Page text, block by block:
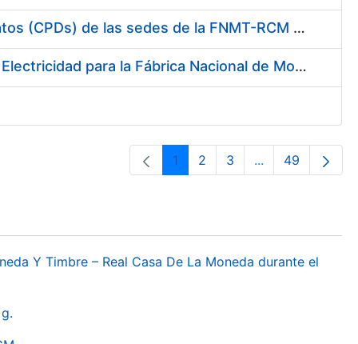
Conexión mediante Fibra Óptica de los Centros de Proceso de Datos (CPDs) de las sedes de la FNMT-RCM de Burgos y Madrid
Contratación de acuerdo marco para el Suministro de Material de Electricidad para la Fábrica Nacional de Moneda y Timbre-Real Casa de la Moneda en su centro de trabajo de Burgos
Pàgina
1 Pàgina
2 Pàgina
3 ...PàginesPàgina
49
Y Timbre – Real Casa De La Moneda durante el